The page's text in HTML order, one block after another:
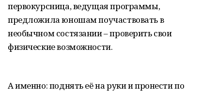
первокурсница, ведущая программы,
предложила юношам поучаствовать в
необычном состязании – проверить свои
физические возможности.
А именно: поднять её на руки и пронести по